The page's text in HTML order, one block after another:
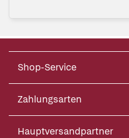
Shop-Service
Zahlungsarten
Hauptversandpartner